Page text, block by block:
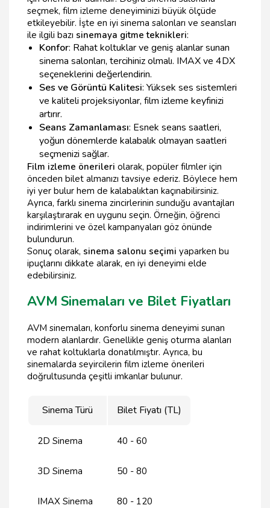
seçmek, film izleme deneyiminizi büyük ölçüde
etkileyebilir. İşte en iyi sinema salonları ve seansları
ile ilgili bazı sinemaya gitme teknikleri:
Konfor: Rahat koltuklar ve geniş alanlar sunan
sinema salonları, tercihiniz olmalı. IMAX ve 4DX
seçeneklerini değerlendirin.
Ses ve Görüntü Kalitesi: Yüksek ses sistemleri
ve kaliteli projeksiyonlar, film izleme keyfinizi
artırır.
Seans Zamanlaması: Esnek seans saatleri,
yoğun dönemlerde kalabalık olmayan saatleri
seçmenizi sağlar.
Film izleme önerileri olarak, popüler filmler için
önceden bilet almanızı tavsiye ederiz. Böylece hem
iyi yer bulur hem de kalabalıktan kaçınabilirsiniz.
Ayrıca, farklı sinema zincirlerinin sunduğu avantajları
karşılaştırarak en uygunu seçin. Örneğin, öğrenci
indirimlerini ve özel kampanyaları göz önünde
bulundurun.
Sonuç olarak, sinema salonu seçimi yaparken bu
ipuçlarını dikkate alarak, en iyi deneyimi elde
edebilirsiniz.
AVM Sinemaları ve Bilet Fiyatları
AVM sinemaları, konforlu sinema deneyimi sunan
modern alanlardır. Genellikle geniş oturma alanları
ve rahat koltuklarla donatılmıştır. Ayrıca, bu
sinemalarda seyircilerin film izleme önerileri
doğrultusunda çeşitli imkanlar bulunur.
Sinema Türü Bilet Fiyatı (TL)
2D Sinema 40 - 60
3D Sinema 50 - 80
IMAX Sinema 80 - 120